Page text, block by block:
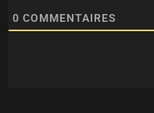
0 COMMENTAIRES